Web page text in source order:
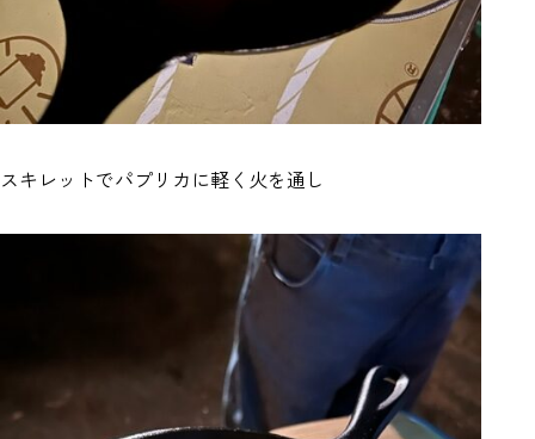
スキレットでパプリカに軽く火を通し